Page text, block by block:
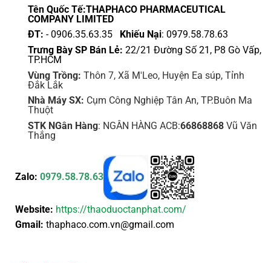
Tên Quốc Tế:THAPHACO PHARMACEUTICAL
COMPANY LIMITED
ĐT: - 0906.35.63.35 Khiếu Nại: 0979.58.78.63
Trưng Bày SP Bán Lẻ: 22/21 Đường Số 21, P8 Gò Vấp,
TP.HCM
Vùng Trồng: Thôn 7, Xã M'Leo, Huyện Ea súp, Tỉnh
Đắk Lắk
Nhà Máy SX: Cụm Công Nghiệp Tân An, TP.Buôn Ma
Thuột
STK NGân Hàng: NGÂN HÀNG ACB:66868868Vũ Văn
Thắng
Zalo: 0979.58.78.63
Website: https://thaoduoctanphat.com/
Gmail: thaphaco.com.vn@gmail.com